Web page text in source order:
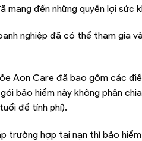
mang đến những quyền lợi sức
nghiệp đã có thể tham gia
Aon Care đã bao gồm các
bảo hiểm này không phân
để tính phí).
trường hợp tai nạn thì bảo